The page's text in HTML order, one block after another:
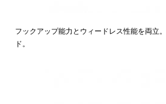
フックアップ能力とウィードレス性能を両立
ド。